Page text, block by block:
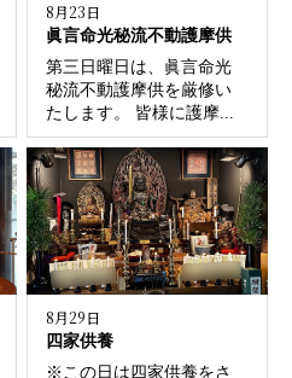
8月23日
眞言命光秘流不動護摩供
第三日曜日は、眞言命光
秘流不動護摩供を厳修い
たします。 皆様に護摩...
8月29日
四家供養
※この日は四家供養をさ